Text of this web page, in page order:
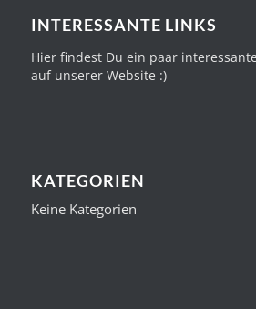
INTERESSANTE LINKS
Hier findest Du ein paar
auf unserer Website :)
KATEGORIEN
Keine Kategorien